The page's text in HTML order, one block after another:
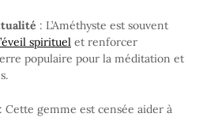
: L’Améthyste est souvent
spirituel et renforcer
populaire pour la méditation et
: Cette gemme est censée aider à